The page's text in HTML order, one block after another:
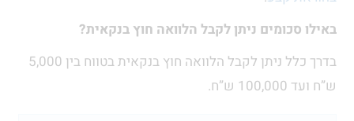
סכומים ניתן לקבל הלוואה חוץ בנקאית?
בדרך כלל ניתן לקבל הלוואה חוץ בנקאית בטווח בין 5,000
ש”ח.